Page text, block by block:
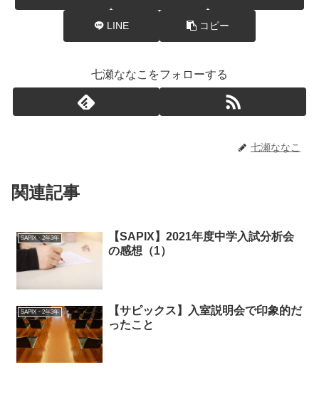
LINE コピー
七瀬ななこをフォローする
七瀬ななこ
関連記事
SAPIX・2年3年
【SAPIX】2021年度中学入試分析会
の感想（1）
SAPIX・2年3年
【サピックス】入室説明会で印象的だ
ったこと